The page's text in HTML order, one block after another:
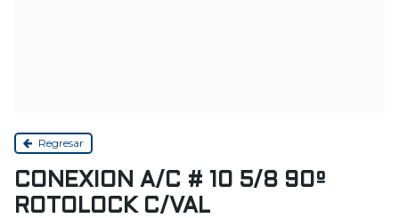
Regresar
CONEXION A/C # 10 5/8 90º
ROTOLOCK C/VAL